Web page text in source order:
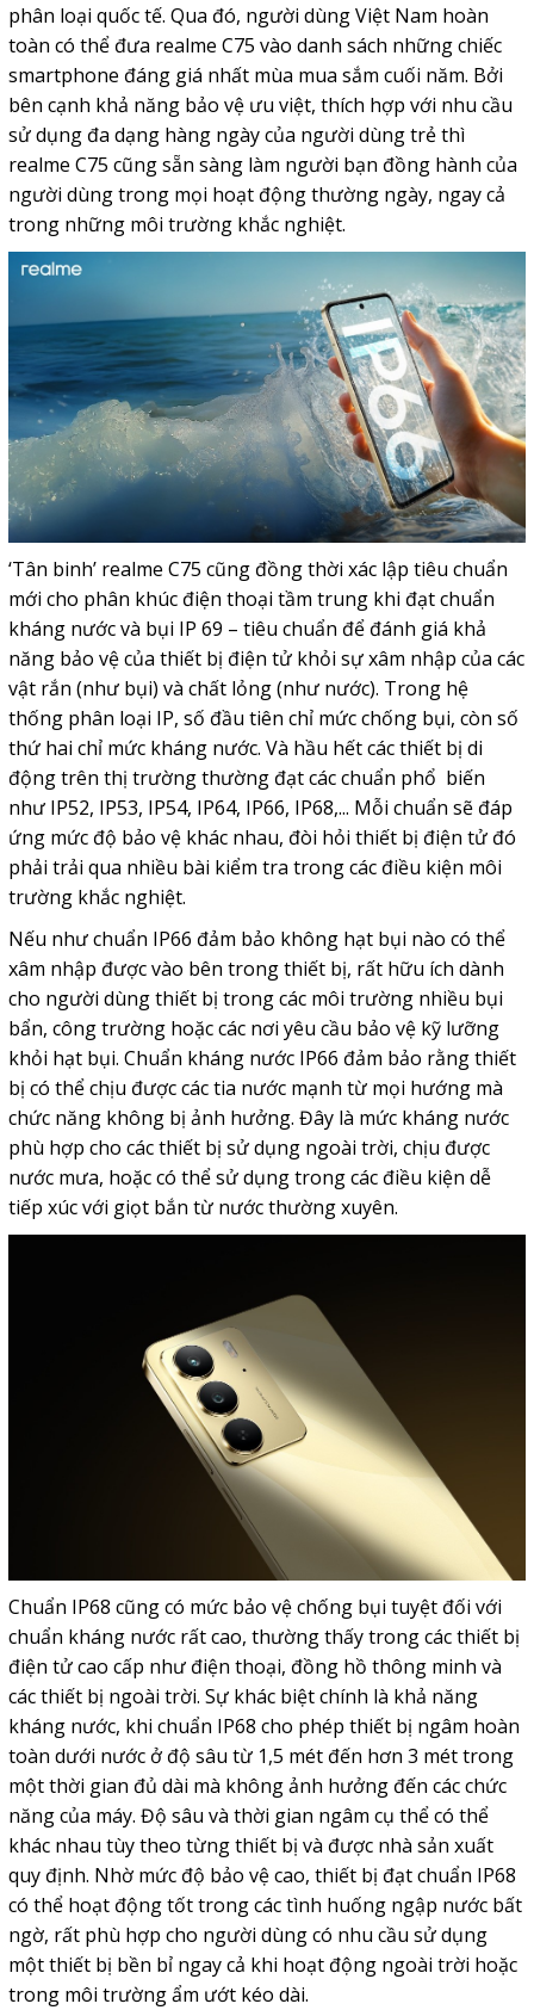
phân loại quốc tế. Qua đó, người dùng Việt Nam hoàn
toàn có thể đưa realme C75 vào danh sách những chiếc
smartphone đáng giá nhất mùa mua sắm cuối năm. Bởi
bên cạnh khả năng bảo vệ ưu việt, thích hợp với nhu cầu
sử dụng đa dạng hàng ngày của người dùng trẻ thì
realme C75 cũng sẵn sàng làm người bạn đồng hành của
người dùng trong mọi hoạt động thường ngày, ngay cả
trong những môi trường khắc nghiệt.
‘Tân binh’ realme C75 cũng đồng thời xác lập tiêu chuẩn
mới cho phân khúc điện thoại tầm trung khi đạt chuẩn
kháng nước và bụi IP 69 – tiêu chuẩn để đánh giá khả
năng bảo vệ của thiết bị điện tử khỏi sự xâm nhập của các
vật rắn (như bụi) và chất lỏng (như nước). Trong hệ
thống phân loại IP, số đầu tiên chỉ mức chống bụi, còn số
thứ hai chỉ mức kháng nước. Và hầu hết các thiết bị di
động trên thị trường thường đạt các chuẩn phổ biến
như IP52, IP53, IP54, IP64, IP66, IP68,... Mỗi chuẩn sẽ đáp
ứng mức độ bảo vệ khác nhau, đòi hỏi thiết bị điện tử đó
phải trải qua nhiều bài kiểm tra trong các điều kiện môi
trường khắc nghiệt.
Nếu như chuẩn IP66 đảm bảo không hạt bụi nào có thể
xâm nhập được vào bên trong thiết bị, rất hữu ích dành
cho người dùng thiết bị trong các môi trường nhiều bụi
bẩn, công trường hoặc các nơi yêu cầu bảo vệ kỹ lưỡng
khỏi hạt bụi. Chuẩn kháng nước IP66 đảm bảo rằng thiết
bị có thể chịu được các tia nước mạnh từ mọi hướng mà
chức năng không bị ảnh hưởng. Đây là mức kháng nước
phù hợp cho các thiết bị sử dụng ngoài trời, chịu được
nước mưa, hoặc có thể sử dụng trong các điều kiện dễ
tiếp xúc với giọt bắn từ nước thường xuyên.
Chuẩn IP68 cũng có mức bảo vệ chống bụi tuyệt đối với
chuẩn kháng nước rất cao, thường thấy trong các thiết bị
điện tử cao cấp như điện thoại, đồng hồ thông minh và
các thiết bị ngoài trời. Sự khác biệt chính là khả năng
kháng nước, khi chuẩn IP68 cho phép thiết bị ngâm hoàn
toàn dưới nước ở độ sâu từ 1,5 mét đến hơn 3 mét trong
một thời gian đủ dài mà không ảnh hưởng đến các chức
năng của máy. Độ sâu và thời gian ngâm cụ thể có thể
khác nhau tùy theo từng thiết bị và được nhà sản xuất
quy định. Nhờ mức độ bảo vệ cao, thiết bị đạt chuẩn IP68
có thể hoạt động tốt trong các tình huống ngập nước bất
ngờ, rất phù hợp cho người dùng có nhu cầu sử dụng
một thiết bị bền bỉ ngay cả khi hoạt động ngoài trời hoặc
trong môi trường ẩm ướt kéo dài.